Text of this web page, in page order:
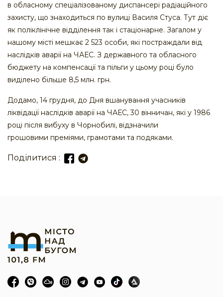
в обласному спеціалізованому диспансері радіаційного
захисту, що знаходиться по вулиці Василя Стуса. Тут діє
як поліклінічне відділення так і стаціонарне. Загалом у
нашому місті мешкає 2 523 особи, які постраждали від
наслідків аварії на ЧАЕС. З державного та обласного
бюджету на компенсації та пільги у цьому році було
виділено більше 8,5 млн. грн.
Додамо, 14 грудня, до Дня вшанування учасників
ліквідації наслідків аварії на ЧАЕС, 30 вінничан, які у 1986
році після вибуху в Чорнобилі, відзначили
грошовими преміями, грамотами та подяками.
Поділитися :